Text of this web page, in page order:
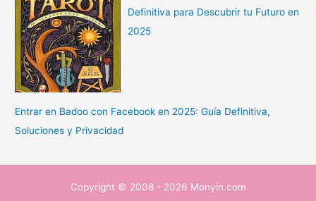
Definitiva para Descubrir tu Futuro en
2025
Entrar en Badoo con Facebook en 2025: Guía Definitiva,
Soluciones y Privacidad
Copyright © 2008 - 2026 Monyin.com